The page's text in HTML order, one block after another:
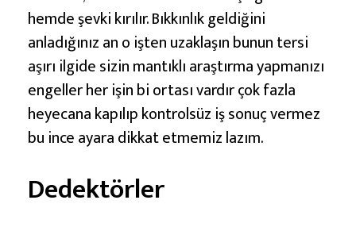
hemde şevki kırılır. Bıkkınlık geldiğini
anladığınız an o işten uzaklaşın bunun tersi
aşırı ilgide sizin mantıklı araştırma yapmanızı
engeller her işin bi ortası vardır çok fazla
heyecana kapılıp kontrolsüz iş sonuç vermez
bu ince ayara dikkat etmemiz lazım.
Dedektörler